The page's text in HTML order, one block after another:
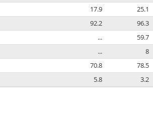
17.9 25.1
92.2 96.3
... 59.7
... 8
70.8 78.5
5.8 3.2